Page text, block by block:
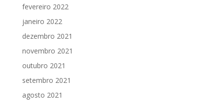
fevereiro 2022
janeiro 2022
dezembro 2021
novembro 2021
outubro 2021
setembro 2021
agosto 2021